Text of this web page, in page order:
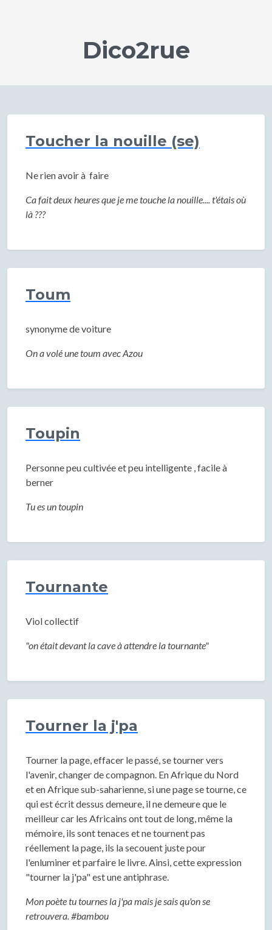
Dico2rue
Toucher la nouille (se)
Ne rien avoir à faire
Ca fait deux heures que je me touche la nouille.... t'étais où
là ???
Toum
synonyme de voiture
On a volé une toum avec Azou
Toupin
Personne peu cultivée et peu intelligente , facile à
berner
Tu es un toupin
Tournante
Viol collectif
"on était devant la cave à attendre la tournante"
Tourner la j'pa
Tourner la page, effacer le passé, se tourner vers
l'avenir, changer de compagnon. En Afrique du Nord
et en Afrique sub-saharienne, si une page se tourne, ce
qui est écrit dessus demeure, il ne demeure que le
meilleur car les Africains ont tout de long, même la
mémoire, ils sont tenaces et ne tournent pas
réellement la page, ils la secouent juste pour
l'enluminer et parfaire le livre. Ainsi, cette expression
"tourner la j'pa" est une antiphrase.
Mon poète tu tournes la j'pa mais je sais qu'on se
retrouvera. #bambou